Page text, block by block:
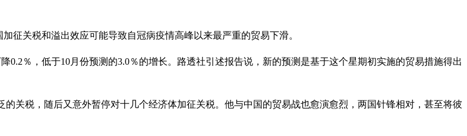
征关税和溢出效应可能导致自冠病疫情高峰以来最严重的贸易下滑。
％，低于10月份预测的3.0％的增长。路透社引述报告说，新的预测是基于这个星期初实施的贸易措施得出
关税，随后又意外暂停对十几个经济体加征关税。他与中国的贸易战也愈演愈烈，两国针锋相对，甚至将彼